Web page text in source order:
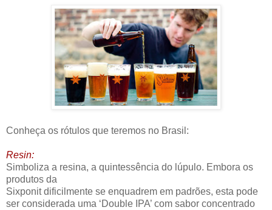
Conheça os rótulos que teremos no Brasil:
Resin:
Simboliza a resina, a quintessência do lúpulo. Embora os
produtos da
Sixponit dificilmente se enquadrem em padrões, esta pode
ser considerada uma ‘Double IPA’ com sabor concentrado